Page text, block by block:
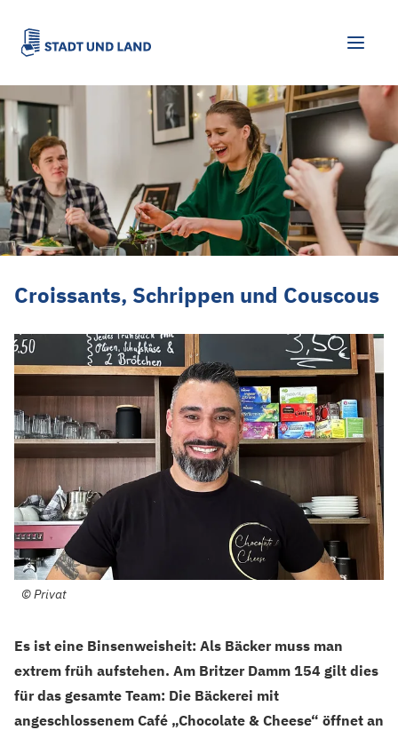
Croissants, Schrippen und Couscous
Croissants, Schrippen und Couscous
©Privat
Es ist eine Binsenweisheit: Als Bäcker muss man
extrem früh aufstehen. Am Britzer Damm 154 gilt dies
für das gesamte Team: Die Bäckerei mit
angeschlossenem Café „Chocolate & Cheese“ öffnet an